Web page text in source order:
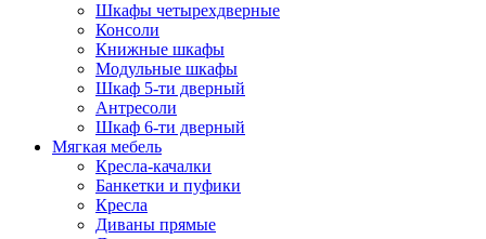
Шкафы четырехдверные
Консоли
Книжные шкафы
Модульные шкафы
Шкаф 5-ти дверный
Антресоли
Шкаф 6-ти дверный
Мягкая мебель
Кресла-качалки
Банкетки и пуфики
Кресла
Диваны прямые